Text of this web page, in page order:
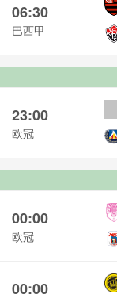
06:30
巴西甲
23:00
欧冠
00:00
欧冠
00:00